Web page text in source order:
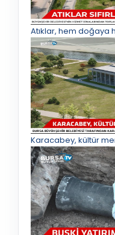
Atıklar, hem doğaya
Karacabey, kültür